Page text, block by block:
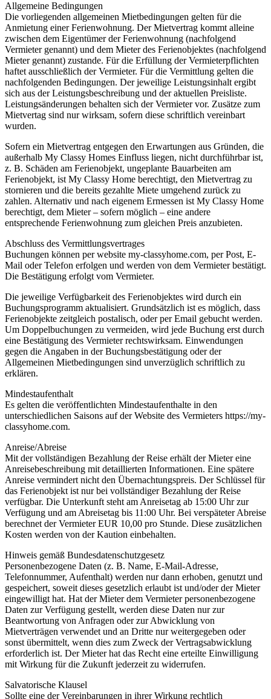
Allgemeine Bedingungen
Die vorliegenden allgemeinen Mietbedingungen gelten für die
Anmietung einer Ferienwohnung. Der Mietvertrag kommt alleine
zwischen dem Eigentümer der Ferienwohnung (nachfolgend
Vermieter genannt) und dem Mieter des Ferienobjektes (nachfolgend
Mieter genannt) zustande. Für die Erfüllung der Vermieterpflichten
haftet ausschließlich der Vermieter. Für die Vermittlung gelten die
nachfolgenden Bedingungen. Der jeweilige Leistungsinhalt ergibt
sich aus der Leistungsbeschreibung und der aktuellen Preisliste.
Leistungsänderungen behalten sich der Vermieter vor. Zusätze zum
Mietvertag sind nur wirksam, sofern diese schriftlich vereinbart
wurden.
Sofern ein Mietvertrag entgegen den Erwartungen aus Gründen, die
außerhalb My Classy Homes Einfluss liegen, nicht durchführbar ist,
z. B. Schäden am Ferienobjekt, ungeplante Bauarbeiten am
Ferienobjekt, ist My Classy Home berechtigt, den Mietvertrag zu
stornieren und die bereits gezahlte Miete umgehend zurück zu
zahlen. Alternativ und nach eigenem Ermessen ist My Classy Home
berechtigt, dem Mieter – sofern möglich – eine andere
entsprechende Ferienwohnung zum gleichen Preis anzubieten.
Abschluss des Vermittlungsvertrages
Buchungen können per website my-classyhome.com, per Post, E-
Mail oder Telefon erfolgen und werden von dem Vermieter bestätigt.
Die Bestätigung erfolgt vom Vermieter.
Die jeweilige Verfügbarkeit des Ferienobjektes wird durch ein
Buchungsprogramm aktualisiert. Grundsätzlich ist es möglich, dass
Ferienobjekte zeitgleich postalisch, oder per Email gebucht werden.
Um Doppelbuchungen zu vermeiden, wird jede Buchung erst durch
eine Bestätigung des Vermieter rechtswirksam. Einwendungen
gegen die Angaben in der Buchungsbestätigung oder der
Allgemeinen Mietbedingungen sind unverzüglich schriftlich zu
erklären.
Mindestaufenthalt
Es gelten die veröffentlichten Mindestaufenthalte in den
unterschiedlichen Saisons auf der Website des Vermieters https://my-
classyhome.com.
Anreise/Abreise
Mit der vollständigen Bezahlung der Reise erhält der Mieter eine
Anreisebeschreibung mit detaillierten Informationen. Eine spätere
Anreise vermindert nicht den Übernachtungspreis. Der Schlüssel für
das Ferienobjekt ist nur bei vollständiger Bezahlung der Reise
verfügbar. Die Unterkunft steht am Anreisetag ab 15:00 Uhr zur
Verfügung und am Abreisetag bis 11:00 Uhr. Bei verspäteter Abreise
berechnet der Vermieter EUR 10,00 pro Stunde. Diese zusätzlichen
Kosten werden von der Kaution einbehalten.
Hinweis gemäß Bundesdatenschutzgesetz
Personenbezogene Daten (z. B. Name, E-Mail-Adresse,
Telefonnummer, Aufenthalt) werden nur dann erhoben, genutzt und
gespeichert, soweit dieses gesetzlich erlaubt ist und/oder der Mieter
eingewilligt hat. Hat der Mieter dem Vermieter personenbezogene
Daten zur Verfügung gestellt, werden diese Daten nur zur
Beantwortung von Anfragen oder zur Abwicklung von
Mietverträgen verwendet und an Dritte nur weitergegeben oder
sonst übermittelt, wenn dies zum Zweck der Vertragsabwicklung
erforderlich ist. Der Mieter hat das Recht eine erteilte Einwilligung
mit Wirkung für die Zukunft jederzeit zu widerrufen.
Salvatorische Klausel
Sollte eine der Vereinbarungen in ihrer Wirkung rechtlich